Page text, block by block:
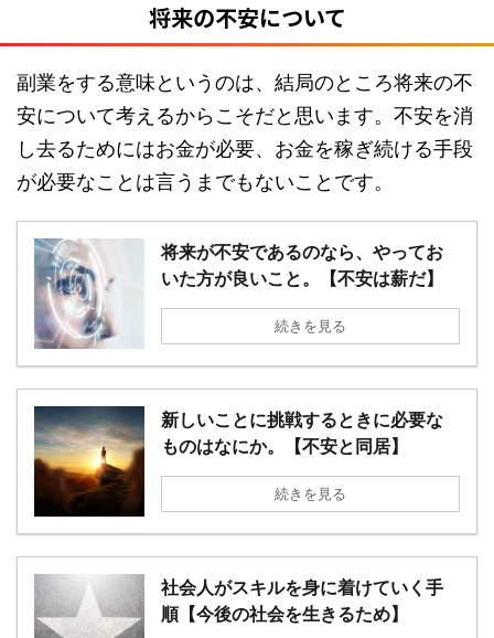
将来の不安について
副業をする意味というのは、結局のところ将来の不
安について考えるからこそだと思います。不安を消
し去るためにはお金が必要、お金を稼ぎ続ける手段
が必要なことは言うまでもないことです。
将来が不安であるのなら、やってお
いた方が良いこと。【不安は薪だ】
続きを見る
新しいことに挑戦するときに必要な
ものはなにか。【不安と同居】
続きを見る
社会人がスキルを身に着けていく手
順【今後の社会を生きるため】